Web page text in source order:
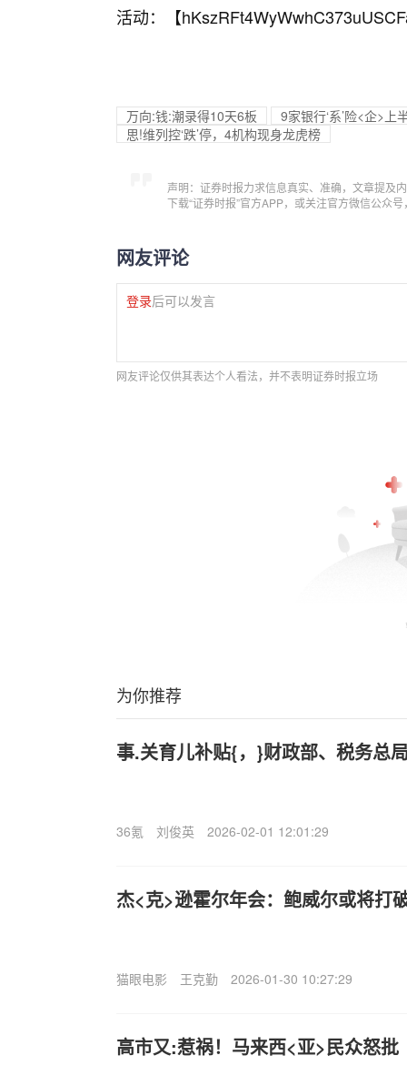
活动：【
万向:钱:潮录得10天6板
9家银行‘系’险<企>
思!维列控‘跌’停，4机构现身龙虎榜
声明：证券时报力求信息真实、准确，文章提及
下载“证券时报”官方APP，或关注官方微信公众
网友评论
登录后可以发言
网友评论仅供其表达个人看法，并不表明证券时报立场
为你推荐
事.关育儿补贴{，}财政部、税务总
36氪 刘俊英 2026-02-01 12:01:29
杰<克>逊霍尔年会：鲍威尔或将打
猫眼电影 王克勤 2026-01-30 10:27:29
高市又:惹祸！马来西<亚>民众怒批